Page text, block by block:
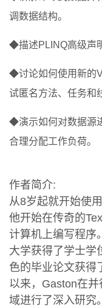
调数据结构。
◆描述PLINQ高级声
◆讨论如何使用新的
试匿名方法、任务和
◆演示如何对数据源
合理分配工作负荷。
作者简介:
从8岁起就开始使
他开始在传奇的
计算机上编写程序
大学获得了学士学
色的毕业论文获得
以来，Gaston在
域进行了深入研究